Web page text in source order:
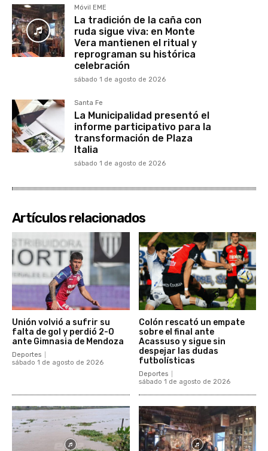
Móvil EME
La tradición de la caña con
ruda sigue viva: en Monte
Vera mantienen el ritual y
reprograman su histórica
celebración
sábado 1 de agosto de 2026
Santa Fe
La Municipalidad presentó el
informe participativo para la
transformación de Plaza
Italia
sábado 1 de agosto de 2026
Artículos relacionados
Unión volvió a sufrir su
falta de gol y perdió 2-0
ante Gimnasia de Mendoza
Deportes
sábado 1 de agosto de 2026
Colón rescató un empate
sobre el final ante
Acassuso y sigue sin
despejar las dudas
futbolísticas
Deportes
sábado 1 de agosto de 2026